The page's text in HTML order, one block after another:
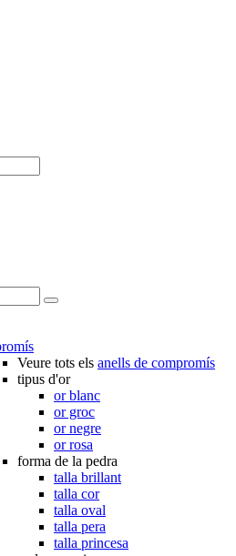
Veure tots els anells de compromís
tipus d'or
or blanc
or groc
or negre
or rosa
forma de la pedra
talla brillant
talla cor
talla oval
talla pera
talla princesa